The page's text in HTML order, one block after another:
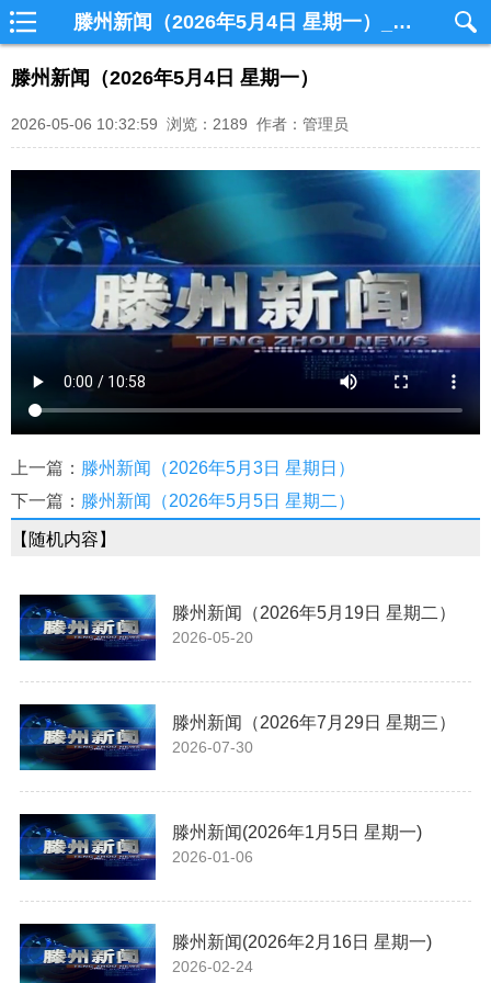
滕州新闻（2026年5月4日 星期一）_滕州网视
滕州新闻（2026年5月4日 星期一）
2026-05-06 10:32:59 浏览：2189 作者：管理员
上一篇： 滕州新闻（2026年5月3日 星期日）
下一篇： 滕州新闻（2026年5月5日 星期二）
【随机内容】
滕州新闻（2026年5月19日 星期二）
2026-05-20
滕州新闻（2026年7月29日 星期三）
2026-07-30
滕州新闻(2026年1月5日 星期一)
2026-01-06
滕州新闻(2026年2月16日 星期一)
2026-02-24